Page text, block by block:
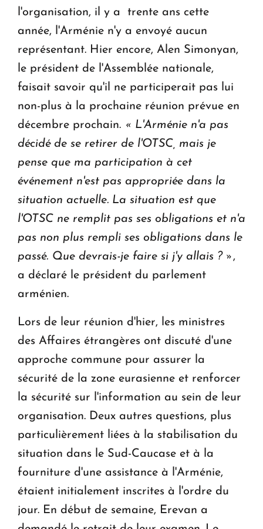
l'organisation, il y a trente ans cette
année, l'Arménie n'y a envoyé aucun
représentant. Hier encore, Alen Simonyan,
le président de l'Assemblée nationale,
faisait savoir qu'il ne participerait pas lui
non-plus à la prochaine réunion prévue en
décembre prochain. « L'Arménie n'a pas
décidé de se retirer de l'OTSC, mais je
pense que ma participation à cet
événement n'est pas appropriée dans la
situation actuelle. La situation est que
l'OTSC ne remplit pas ses obligations et n'a
pas non plus rempli ses obligations dans le
passé. Que devrais-je faire si j'y allais ? » ,
a déclaré le président du parlement
arménien.
Lors de leur réunion d'hier, les ministres
des Affaires étrangères ont discuté d'une
approche commune pour assurer la
sécurité de la zone eurasienne et renforcer
la sécurité sur l'information au sein de leur
organisation. Deux autres questions, plus
particulièrement liées à la stabilisation du
situation dans le Sud-Caucase et à la
fourniture d'une assistance à l'Arménie,
étaient initialement inscrites à l'ordre du
jour. En début de semaine, Erevan a